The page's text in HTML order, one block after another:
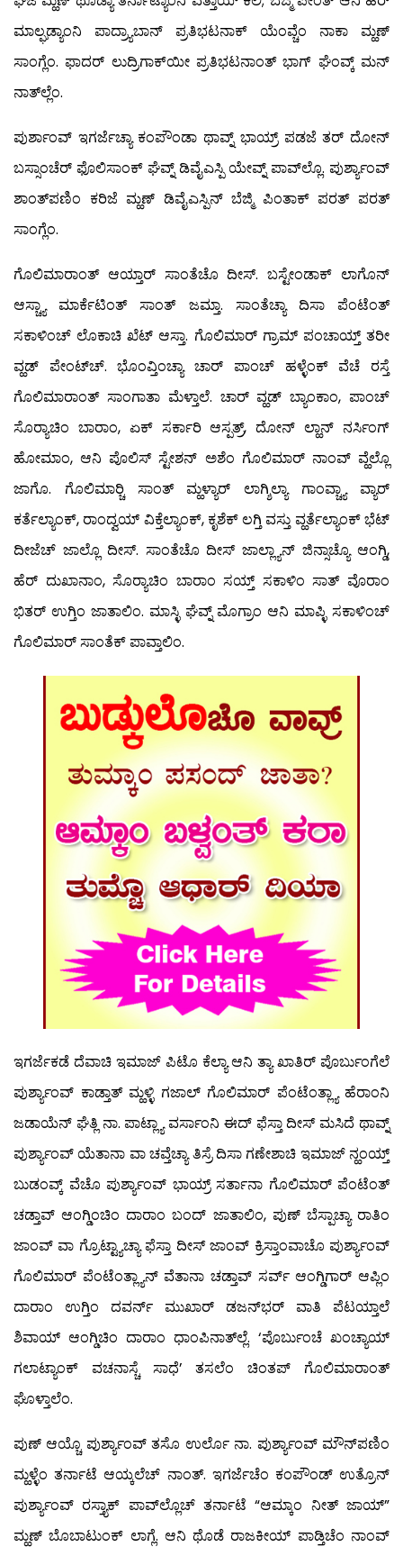
ಮಾಲ್ಘಡ್ಯಾಂನಿ ಪಾದ್ರ್ಯಾಬಾನ್ ಪ್ರತಿಭಟನಾಕ್ ಯೆಂವ್ಚೆಂ ನಾಕಾ ಮ್ಹಣ್
ಸಾಂಗ್ಲೆಂ. ಫಾದರ್ ಲುದ್ರಿಗಾಕ್‍ಯೀ ಪ್ರತಿಭಟನಾಂತ್ ಭಾಗ್ ಘೆಂವ್ಕ್ ಮನ್
ನಾತ್‍ಲ್ಲೆಂ.
ಪುರ್ಶಾಂವ್ ಇಗರ್ಜೆಚ್ಯಾ ಕಂಪೌಂಡಾ ಥಾವ್ನ್ ಭಾಯ್ರ್ ಪಡಜೆ ತರ್ ದೋನ್
ಬಸ್ಸಾಂಚೆರ್ ಫೊಲಿಸಾಂಕ್ ಘೆವ್ನ್ ಡಿವೈಎಸ್ಪಿ ಯೇವ್ನ್ ಪಾವ್‍ಲ್ಲೊ. ಪುರ್ಶ್ಯಾಂವ್
ಶಾಂತ್‍ಪಣಿಂ ಕರಿಜೆ ಮ್ಹಣ್ ಡಿವೈಎಸ್ಪಿನ್ ಬೆಜ್ಮಿ ಪಿಂತಾಕ್ ಪರತ್ ಪರತ್
ಸಾಂಗ್ಲೆಂ.
ಗೊಲಿಮಾರಾಂತ್ ಆಯ್ತಾರ್ ಸಾಂತೆಚೊ ದೀಸ್. ಬಸ್ಟೇಂಡಾಕ್ ಲಾಗೊನ್
ಆಸ್ಚ್ಯಾ ಮಾರ್ಕೆಟಿಂತ್ ಸಾಂತ್ ಜಮ್ತಾ. ಸಾಂತೆಚ್ಯಾ ದಿಸಾ ಪೆಂಟೆಂತ್
ಸಕಾಳಿಂಚ್ ಲೊಕಾಚಿ ಖೆಟ್ ಆಸ್ತಾ. ಗೊಲಿಮಾರ್ ಗ್ರಾಮ್ ಪಂಚಾಯ್ತ್ ತರೀ
ವ್ಹಡ್ ಪೇಂಟ್‍ಚ್. ಭೊಂವ್ತಿಂಚ್ಯಾ ಚಾರ್ ಪಾಂಚ್ ಹಳ್ಳೆಂಕ್ ವೆಚೆ ರಸ್ತೆ
ಗೊಲಿಮಾರಾಂತ್ ಸಾಂಗಾತಾ ಮೆಳ್ತಾಲೆ. ಚಾರ್ ವ್ಹಡ್ ಬ್ಯಾಂಕಾಂ, ಪಾಂಚ್
ಸೊರ್‍ಯಾಚಿಂ ಬಾರಾಂ, ಏಕ್ ಸರ್ಕಾರಿ ಆಸ್ಪತ್ರ್, ದೋನ್ ಲ್ಹಾನ್ ನರ್ಸಿಂಗ್
ಹೋಮಾಂ, ಆನಿ ಪೊಲಿಸ್ ಸ್ಟೇಶನ್ ಅಶೆಂ ಗೊಲಿಮಾರ್ ನಾಂವ್ ವ್ಹೆಲ್ಲೊ
ಜಾಗೊ. ಗೊಲಿಮಾರ್‍ಚಿ ಸಾಂತ್ ಮ್ಹಳ್ಯಾರ್ ಲಾಗ್ಶಿಲ್ಯಾ ಗಾಂವ್ಚ್ಯಾ ವ್ಯಾರ್
ಕರ್ತೆಲ್ಯಾಂಕ್, ರಾಂದ್ವಯ್ ವಿಕ್ತೆಲ್ಯಾಂಕ್, ಕೃಶೆಕ್ ಲಗ್ತಿ ವಸ್ತು ವ್ಹರ್ತೆಲ್ಯಾಂಕ್ ಭೆಟ್
ದೀಜೆಚ್ ಜಾಲ್ಲೊ ದೀಸ್. ಸಾಂತೆಚೊ ದೀಸ್ ಜಾಲ್ಲ್ಯಾನ್ ಜಿನ್ಸಾಚ್ಯೊ ಆಂಗ್ಡಿ,
ಹೆರ್ ದುಖಾನಾಂ, ಸೊರ್‍ಯಾಚಿಂ ಬಾರಾಂ ಸಯ್ತ್ ಸಕಾಳಿಂ ಸಾತ್ ವೊರಾಂ
ಭಿತರ್ ಉಗ್ತಿಂ ಜಾತಾಲಿಂ. ಮಾಸ್ಳಿ ಘೆವ್ನ್ ಮೊಗ್ರಾಂ ಆನಿ ಮಾಪ್ಳಿ ಸಕಾಳಿಂಚ್
ಗೊಲಿಮಾರ್ ಸಾಂತೆಕ್ ಪಾವ್ತಾಲಿಂ.
ಇಗರ್ಜೆಕಡೆ ದೆವಾಚಿ ಇಮಾಜ್ ಪಿಟೊ ಕೆಲ್ಯಾ ಆನಿ ತ್ಯಾ ಖಾತಿರ್ ಪೊರ್ಬುಂಗೆಲೆ
ಪುರ್ಶ್ಯಾಂವ್ ಕಾಡ್ತಾತ್ ಮ್ಹಳ್ಳಿ ಗಜಾಲ್ ಗೊಲಿಮಾರ್ ಪೆಂಟೆಂತ್ಲ್ಯಾ ಹೆರಾಂನಿ
ಜಡಾಯೆನ್ ಘೆತ್ಲಿ ನಾ. ಪಾಟ್ಲ್ಯಾ ವರ್ಸಾಂನಿ ಈದ್ ಫೆಸ್ತಾ ದೀಸ್ ಮಸಿದೆ ಥಾವ್ನ್
ಪುರ್ಶ್ಯಾಂವ್ ಯೆತಾನಾ ವಾ ಚವ್ತೆಚ್ಯಾ ತಿಸ್ರೆ ದಿಸಾ ಗಣೇಶಾಚಿ ಇಮಾಜ್ ನ್ಹಂಯ್ತ್
ಬುಡಂವ್ಕ್ ವೆಚೊ ಪುರ್ಶ್ಯಾಂವ್ ಭಾಯ್ರ್ ಸರ್ತಾನಾ ಗೊಲಿಮಾರ್ ಪೆಂಟೆಂತ್
ಚಡ್ತಾವ್ ಆಂಗ್ಡಿಂಚಿಂ ದಾರಾಂ ಬಂದ್ ಜಾತಾಲಿಂ, ಪುಣ್ ಬೆಸ್ಪಾಚ್ಯಾ ರಾತಿಂ
ಜಾಂವ್ ವಾ ಗ್ರೊಟ್ಟ್ಯಾಚ್ಯಾ ಫೆಸ್ತಾ ದೀಸ್ ಜಾಂವ್ ಕ್ರಿಸ್ತಾಂವಾಚೊ ಪುರ್ಶ್ಯಾಂವ್
ಗೊಲಿಮಾರ್ ಪೆಂಟೆಂತ್ಲ್ಯಾನ್ ವೆತಾನಾ ಚಡ್ತಾವ್ ಸರ್ವ್ ಆಂಗ್ಡಿಗಾರ್ ಆಪ್ಲಿಂ
ದಾರಾಂ ಉಗ್ತಿಂ ದವರ್ನ್ ಮುಖಾರ್ ಡಜನ್‍ಭರ್ ವಾತಿ ಪೆಟಯ್ತಾಲೆ
ಶಿವಾಯ್ ಆಂಗ್ಡಿಚಿಂ ದಾರಾಂ ಧಾಂಪಿನಾತ್‍ಲ್ಲೆ. ‘ಪೊರ್ಬುಂಚೆ ಖಂಚ್ಯಾಯ್
ಗಲಾಟ್ಯಾಂಕ್ ವಚನಾಸ್ಚೆ ಸಾಧೆ’ ತಸಲೆಂ ಚಿಂತಪ್ ಗೊಲಿಮಾರಾಂತ್
ಘೊಳ್ತಾಲೆಂ.
ಪುಣ್ ಆಯ್ಚೊ ಪುರ್ಶ್ಯಾಂವ್ ತಸೊ ಉರ್ಲೊ ನಾ. ಪುರ್ಶ್ಯಾಂವ್ ಮೌನ್‍ಪಣಿಂ
ಮ್ಹಳ್ಳೆಂ ತರ್ನಾಟೆ ಆಯ್ಕಲೆಚ್ ನಾಂತ್. ಇಗರ್ಜೆಚೆಂ ಕಂಪೌಂಡ್ ಉತ್ರೊನ್
ಪುರ್ಶ್ಯಾಂವ್ ರಸ್ತ್ಯಾಕ್ ಪಾವ್‍ಲ್ಲೊಚ್ ತರ್ನಾಟೆ “ಆಮ್ಕಾಂ ನೀತ್ ಜಾಯ್”
ಮ್ಹಣ್ ಬೊಬಾಟುಂಕ್ ಲಾಗ್ಲೆ. ಆನಿ ಥೊಡೆ ರಾಜಕೀಯ್ ಪಾಡ್ತಿಚೆಂ ನಾಂವ್